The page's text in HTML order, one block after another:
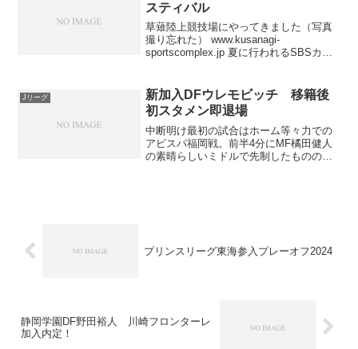
スティバル
草薙陸上競技場にやってきました（写真
撮り忘れた） www.kusanagi-
sportscomplex.jp 夏に行われるSBSカッ
あって静岡では様々なサッカーイベン
ト...
Jリーグ
新加入DFウレモビッチ 移籍後
初スタメン即退場
中断明け最初の試合はホーム等々力での
アビスパ福岡戦。前半4分にMF橘田健人
の素晴らしいミドルで先制したものの、
プリンスリーグ東海参入プレーオフ2024
静岡学園DF野田裕人 川崎フロンターレ
加入内定！